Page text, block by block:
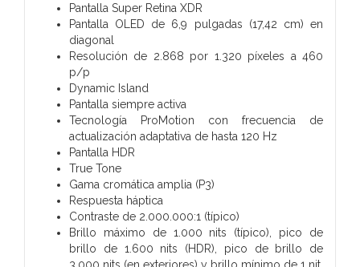
Pantalla Super Retina XDR
Pantalla OLED de 6,9 pulgadas (17,42 cm) en
diagonal
Resolución de 2.868 por 1.320 píxeles a 460
p/p
Dynamic Island
Pantalla siempre activa
Tecnología ProMotion con frecuencia de
actualización adaptativa de hasta 120 Hz
Pantalla HDR
True Tone
Gama cromática amplia (P3)
Respuesta háptica
Contraste de 2.000.000:1 (típico)
Brillo máximo de 1.000 nits (típico), pico de
brillo de 1.600 nits (HDR), pico de brillo de
3.000 nits (en exteriores) y brillo mínimo de 1 nit